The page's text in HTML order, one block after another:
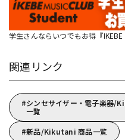
学生さんならいつでもお得『IKEBE
関連リンク
シンセサイザー・電子楽器/
一覧
新品/Kikutani 商品一覧